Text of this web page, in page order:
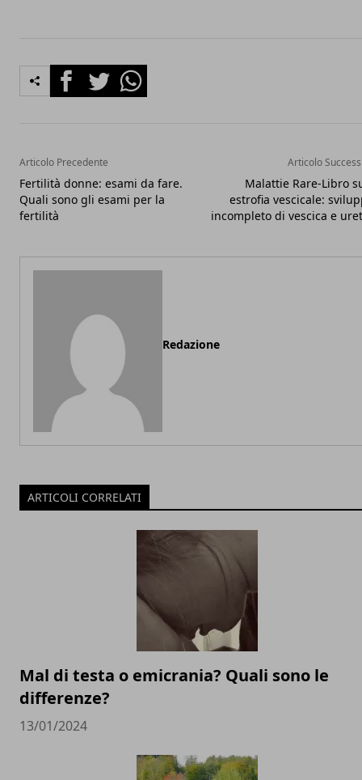
FacebookTwitterWhatsapp
Articolo Precedente
Fertilità donne: esami da fare.
Quali sono gli esami per la
fertilità
Articolo
Malattie Rare-Libro
estrofia vescicale:
incompleto di vescica e
Redazione
ARTICOLI CORRELATI
Mal di testa o emicrania? Quali sono le
differenze?
13/01/2024